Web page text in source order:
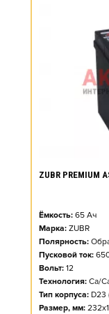
ZUBR
Ёмкость: 65 Ач
Марка: ZUBR
Полярность:
Пусковой ток:
Вольт: 12
Технология: Ca/
Тип корпуса: D23
Размер, мм: